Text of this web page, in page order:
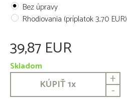
Bez úpravy
Rhodiovania (príplatok 3,70 EUR)
39,87 EUR
Skladom
KÚPIŤ1x +
-